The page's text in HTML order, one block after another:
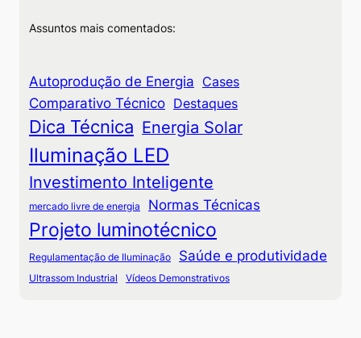
Assuntos mais comentados:
Autoprodução de Energia Cases
Comparativo Técnico Destaques
Dica Técnica Energia Solar
Iluminação LED
Investimento Inteligente
mercado livre de energia Normas Técnicas
Projeto luminotécnico
Regulamentação de Iluminação Saúde e produtividade
Ultrassom Industrial Vídeos Demonstrativos